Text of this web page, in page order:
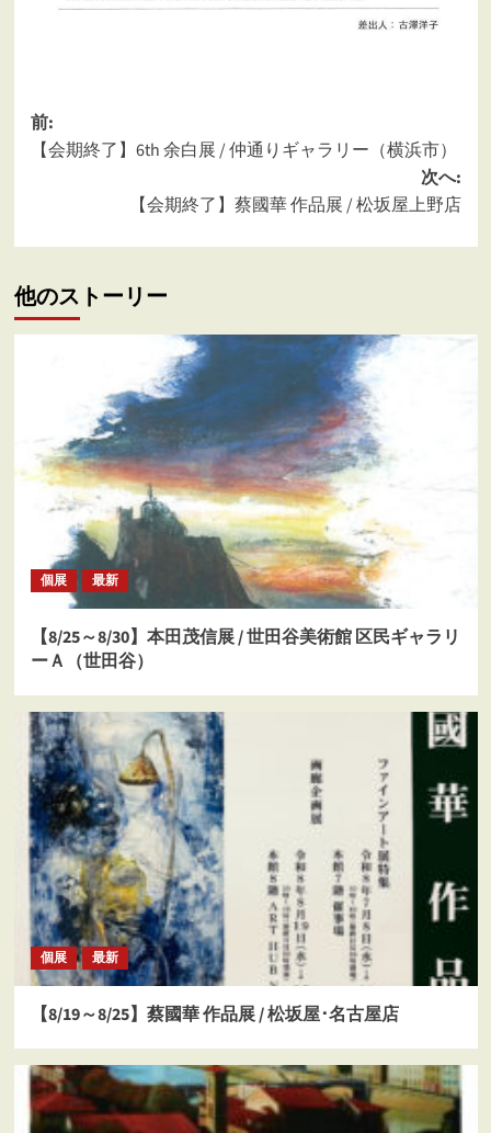
投
稿
ビ
ー
シ
前:
【会期終了】6th 余白展 / 仲通りギャラリー（横浜市）
次へ:
【会期終了】蔡國華 作品展 / 松坂屋上野店
他のストーリー
個展 最新
【8/25～8/30】本田茂信展 / 世田谷美術館 区民ギャラリ
ーＡ（世田谷）
個展 最新
【8/19～8/25】蔡國華 作品展 / 松坂屋･名古屋店